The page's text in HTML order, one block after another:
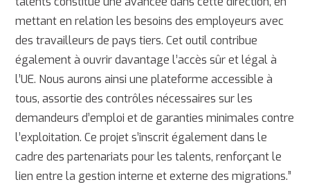
mettant en relation les besoins des employeurs avec
des travailleurs de pays tiers. Cet outil contribue
également à ouvrir davantage l’accès sûr et légal à
l’UE. Nous aurons ainsi une plateforme accessible à
tous, assortie des contrôles nécessaires sur les
demandeurs d’emploi et de garanties minimales contre
l’exploitation. Ce projet s’inscrit également dans le
cadre des partenariats pour les talents, renforçant le
lien entre la gestion interne et externe des migrations.”